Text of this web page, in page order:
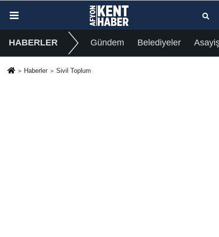
HABERLER Gündem Belediyeler
Haberler Sivil Toplum